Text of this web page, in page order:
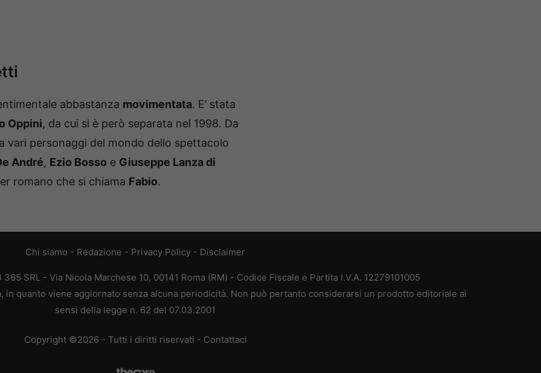
abbastanza movimentata. E’ stata
Oppini, da cui si è però separata nel 1998. Da
vari personaggi del mondo dello spettacolo
André, Ezio Bosso e Giuseppe Lanza di
romano che si chiama Fabio.
Chi siamo - Redazione - Privacy Policy - Disclaimer
SRL - Via Nicola Marchese 10, 00141 Roma (RM) - Codice Fiscale e Partita I.V.A. 12279101005
quanto viene aggiornato senza alcuna periodicità. Non può pertanto considerarsi un prodotto editoriale ai
sensi della legge n. 62 del 07.03.2001
Copyright ©2026 - Tutti i diritti riservati - Contattaci